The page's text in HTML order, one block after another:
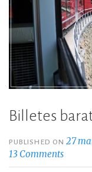
Billetes
PUBLISHED ON27
13 Comments